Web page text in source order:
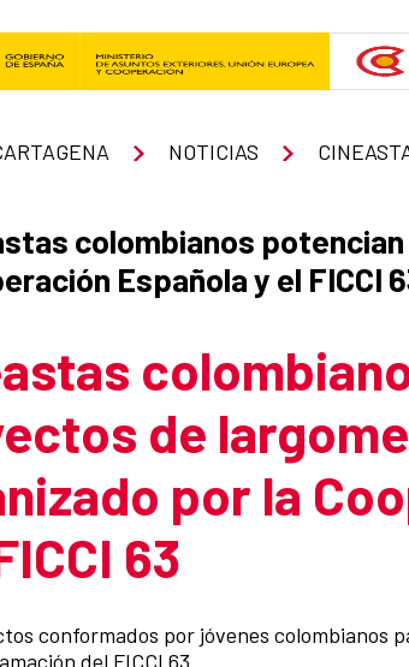
NOTICIAS
colombianos
Española y el FICCI
de
por la
63
conformados por jóvenes colombianos
del FICCI 63.